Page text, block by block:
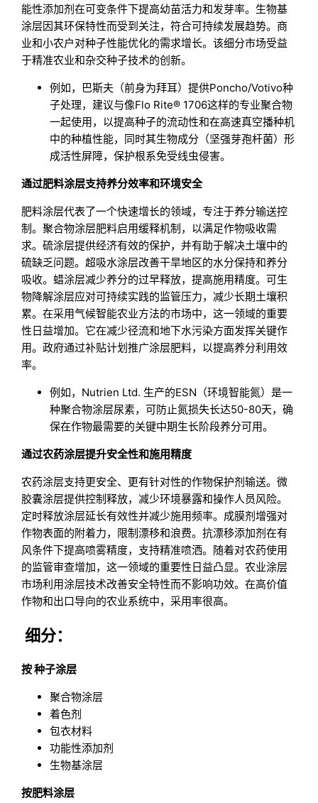
能性添加剂在可变条件下提高幼苗活力和发芽率。生物基
涂层因其环保特性而受到关注，符合可持续发展趋势。商
业和小农户对种子性能优化的需求增长。该细分市场受益
于精准农业和杂交种子技术的创新。
例如，巴斯夫（前身为拜耳）提供Poncho/Votivo种
子处理，建议与像Flo Rite® 1706这样的专业聚合物
一起使用，以提高种子的流动性和在高速真空播种机
中的种植性能，同时其生物成分（坚强芽孢杆菌）形
成活性屏障，保护根系免受线虫侵害。
通过肥料涂层支持养分效率和环境安全
肥料涂层代表了一个快速增长的领域，专注于养分输送控
制。聚合物涂层肥料启用缓释机制，以满足作物吸收需
求。硫涂层提供经济有效的保护，并有助于解决土壤中的
硫缺乏问题。超吸水涂层改善干旱地区的水分保持和养分
吸收。蜡涂层减少养分的过早释放，提高施用精度。可生
物降解涂层应对可持续实践的监管压力，减少长期土壤积
累。在采用气候智能农业方法的市场中，这一领域的重要
性日益增加。它在减少径流和地下水污染方面发挥关键作
用。政府通过补贴计划推广涂层肥料，以提高养分利用效
率。
例如，Nutrien Ltd. 生产的ESN（环境智能氮）是一
种聚合物涂层尿素，可防止氮损失长达50-80天，确
保在作物最需要的关键中期生长阶段养分可用。
通过农药涂层提升安全性和施用精度
农药涂层支持更安全、更有针对性的作物保护剂输送。微
胶囊涂层提供控制释放，减少环境暴露和操作人员风险。
定时释放涂层延长有效性并减少施用频率。成膜剂增强对
作物表面的附着力，限制漂移和浪费。抗漂移添加剂在有
风条件下提高喷雾精度，支持精准喷洒。随着对农药使用
的监管审查增加，这一领域的重要性日益凸显。农业涂层
市场利用涂层技术改善安全特性而不影响功效。在高价值
作物和出口导向的农业系统中，采用率很高。
细分：
按种子涂层
聚合物涂层
着色剂
包衣材料
功能性添加剂
生物基涂层
按肥料涂层